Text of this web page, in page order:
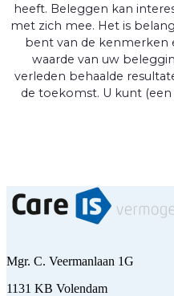
heeft. Beleggen kan
met zich mee. Het is
bent van de kenmerken
waarde van uw
verleden behaalde
de toekomst. U kunt
Mgr. C. Veermanlaan 1G
1131 KB Volendam